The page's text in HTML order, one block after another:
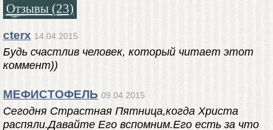
Отзывы (23)
cterx 14.04.2015
Будь счастлив человек, который читает этот
коммент))
МЕФИСТОФЕЛЬ 09.04.2015
Сегодня Страстная Пятница,когда Христа
распяли.Давайте Его вспомним.Его есть за что